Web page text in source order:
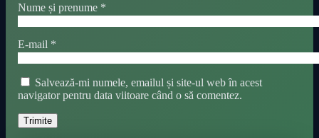
Nume și prenume *
E-mail *
Salvează-mi numele, emailul și site-ul web în acest
navigator pentru data viitoare când o să comentez.